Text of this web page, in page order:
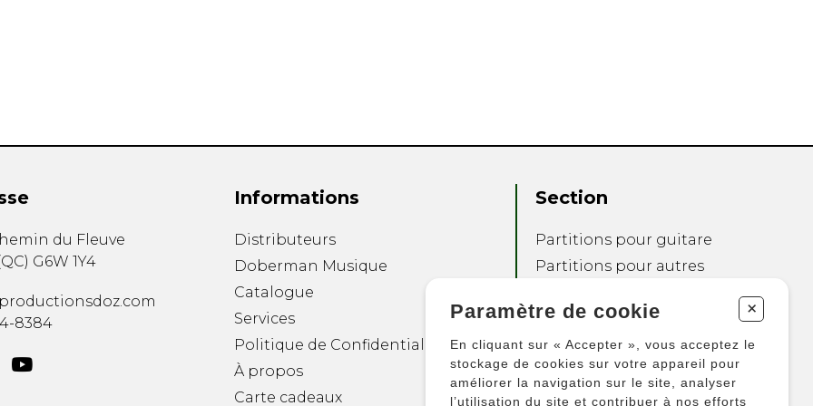
Saxophone
Trompette
Ukulélé
Violoncelle
Voix
du Fleuve
QC) G6W 1Y4
8384
Informations
Distributeurs
Doberman Musique
Catalogue
Services
Politique de Confidentialité
À propos
Carte cadeaux
Section
Partitions pour guitare
Partitions pour autres
Partitions pour
Autres produits
Paramètre de cookie +
En cliquant sur « Accepter », vous acceptez le
stockage de cookies sur votre appareil pour
améliorer la navigation sur le site, analyser
l’utilisation du site et contribuer à nos efforts